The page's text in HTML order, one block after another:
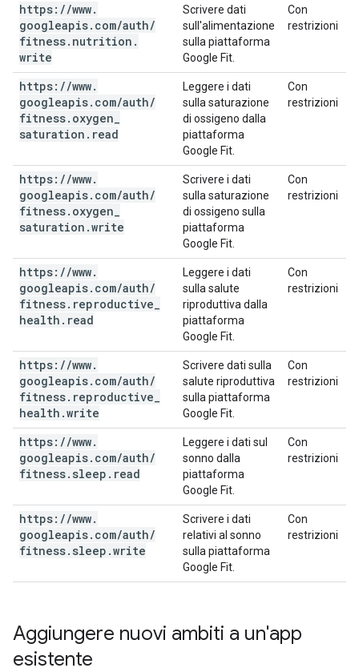
https: //www.
googleapis. com/auth/
fitness. nutrition .
write
Scrivere dati
sull'alimentazione
sulla piattaforma
Google Fit.
Con
restrizioni
https: //www.
googleapis. com/auth/
fitness. oxygen
saturation . read
Leggere i dati
sulla saturazione
di ossigeno dalla
piattaforma
Google Fit.
Con
restrizioni
https: //www.
googleapis. com/auth/
fitness. oxygen
saturation .write
Scrivere i dati
sulla saturazione
di ossigeno sulla
piattaforma
Google Fit.
Con
restrizioni
https: //www.
googleapis. com/auth/
fitness. reproductive
health . read
Leggere i dati
sulla salute
riproduttiva dalla
piattaforma
Google Fit.
Con
restrizioni
https: //www.
googleapis. com/auth/
fitness. reproductive
health .write
Scrivere dati sulla
salute riproduttiva
sulla piattaforma
Google Fit.
Con
restrizioni
https: //www.
googleapis. com/auth/
fitness. sleep . read
Leggere i dati sul
sonno dalla
piattaforma
Google Fit.
Con
restrizioni
https: //www.
googleapis. com/auth/
fitness. sleep .write
Scrivere i dati
relativi al sonno
sulla piattaforma
Google Fit.
Con
restrizioni
Aggiungere nuovi ambiti a un'app
esistente